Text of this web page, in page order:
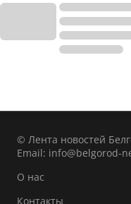
© Лента новостей
Email: info@belgorod-
О нас
Контакты